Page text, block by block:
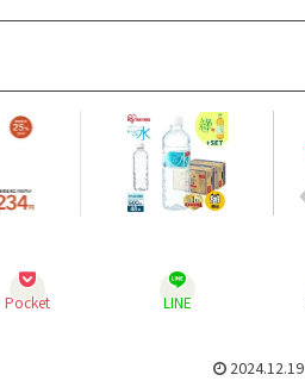
Pocket LINE
2024.12.19